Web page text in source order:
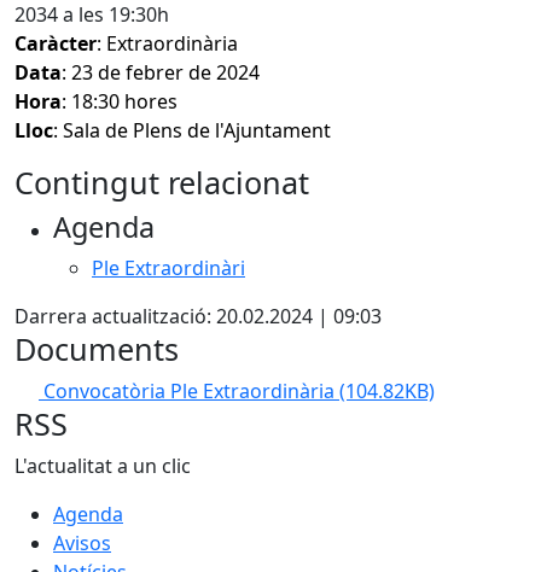
2034 a les 19:30h
Caràcter: Extraordinària
Data: 23 de febrer de 2024
Hora: 18:30 hores
Lloc: Sala de Plens de l'Ajuntament
Contingut relacionat
Agenda
Ple Extraordinàri
Darrera actualització: 20.02.2024 | 09:03
Documents
Convocatòria Ple Extraordinària (104.82KB)
RSS
L'actualitat a un clic
Agenda
Avisos